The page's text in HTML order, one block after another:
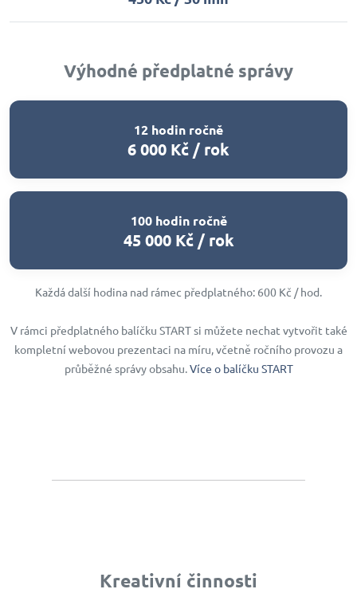
Výhodné předplatné správy
12 hodin ročně
6 000 Kč / rok
100 hodin ročně
45 000 Kč / rok
Každá další hodina nad rámec předplatného: 600 Kč / hod.
V rámci předplatného balíčku START si můžete nechat vytvořit také
kompletní webovou prezentaci na míru, včetně ročního provozu a
průběžné správy obsahu.Více o balíčku START
Kreativní činnosti